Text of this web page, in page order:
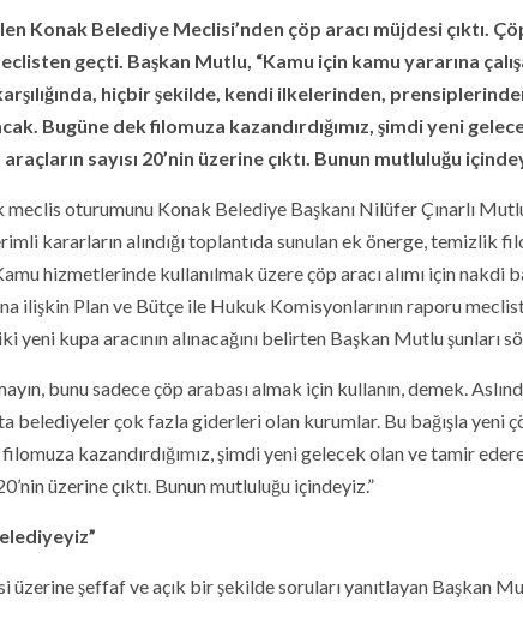
Konak Belediye Meclisi’nden çöp aracı müjdesi çıktı. Çöp
geçti. Başkan Mutlu, “Kamu için kamu yararına
hiçbir şekilde, kendi ilkelerinden,
Bugüne dek filomuza kazandırdığımız, şimdi yeni
sayısı 20’nin üzerine çıktı. Bunun mutluluğu
oturumunu Konak Belediye Başkanı Nilüfer Çınarlı
kararların alındığı toplantıda sunulan ek önerge, temizlik
hizmetlerinde kullanılmak üzere çöp aracı alımı için nakdi
ilişkin Plan ve Bütçe ile Hukuk Komisyonlarının raporu
yeni kupa aracının alınacağını belirten Başkan Mutlu şunları
bunu sadece çöp arabası almak için kullanın, demek.
belediyeler çok fazla giderleri olan kurumlar. Bu bağışla yeni
kazandırdığımız, şimdi yeni gelecek olan ve tamir
üzerine çıktı. Bunun mutluluğu içindeyiz.”
üzerine şeffaf ve açık bir şekilde soruları yanıtlayan Başkan